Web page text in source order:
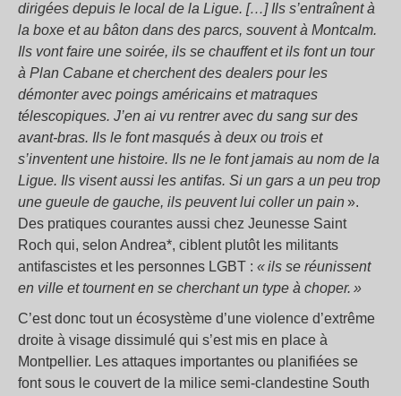
dirigées depuis le local de la Ligue. […] Ils s’entraînent à
la boxe et au bâton dans des parcs, souvent à Montcalm.
Ils vont faire une soirée, ils se chauffent et ils font un tour
à Plan Cabane et cherchent des dealers pour les
démonter avec poings américains et matraques
télescopiques. J’en ai vu rentrer avec du sang sur des
avant-bras. Ils le font masqués à deux ou trois et
s’inventent une histoire. Ils ne le font jamais au nom de la
Ligue. Ils visent aussi les antifas. Si un gars a un peu trop
une gueule de gauche, ils peuvent lui coller un pain».
Des pratiques courantes aussi chez Jeunesse Saint
Roch qui, selon Andrea*, ciblent plutôt les militants
antifascistes et les personnes LGBT : « ils se réunissent
en ville et tournent en se cherchant un type à choper. »
C’est donc tout un écosystème d’une violence d’extrême
droite à visage dissimulé qui s’est mis en place à
Montpellier. Les attaques importantes ou planifiées se
font sous le couvert de la milice semi-clandestine South